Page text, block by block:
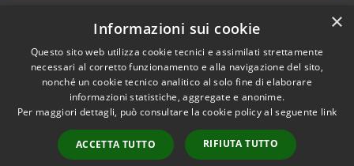
Accessibilità
Privacy
Mappa del sito
Cloud Office
Portale dipendenti
Copyright © 2026 • Comune di
San Martino di Venezze •
Powered by Municipium•
Accesso redazione
×
Informazioni sui cookie
Questo sito web utilizza cookie tecnici e assimilati strettamente
necessari al corretto funzionamento e alla navigazione del sito,
nonché un cookie tecnico analitico al solo fine di elaborare
informazioni statistiche, aggregate e anonime.
Per maggiori dettagli, può consultare la cookie policy al seguente link
ACCETTA TUTTO RIFIUTA TUTTO